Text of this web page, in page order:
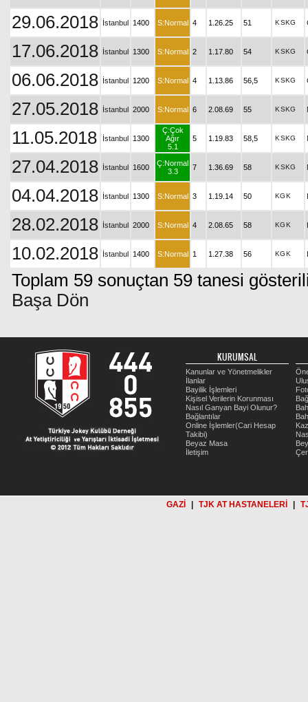
29.06.2018 İstanbul 1400 S:Normal 4 1.26.25 51 KSKG
17.06.2018 İstanbul 1300 S:Normal 2 1.17.80 54 KSKG
06.06.2018 İstanbul 1200 S:Normal 4 1.13.86 56,5 KSKG
27.05.2018 İstanbul 2000 S:Normal 6 2.08.69 55 KSKG
11.05.2018 İstanbul 1300
Ç:Çok
Ağır
5.1
5 1.19.83 58,5 KSKG
27.04.2018 İstanbul 1600
Ç:Normal
3.3
7 1.36.69 58 KSKG
04.04.2018 İstanbul 1300 S:Normal 3 1.19.14 50 KGK
28.02.2018 İstanbul 2000 S:Normal 4 2.08.65 58 KGK
10.02.2018 İstanbul 1400 S:Normal 1 1.27.38 56 KGK
Toplam 59 sonuçtan 59 tanesi
Başa Dön
KURUMSAL
Kanunlar ve Yönetmelikler
İlanlar
Bayilik İşlemleri
Kişisel Verilerin Korunması
Nasıl Ganyan Bayi Olunur?
Bağlantılar
Online İşlemler(Cari Hesap
Takibi)
Beyaz Masa
İletişim
GAZİ TJK AT HASTANELERİ